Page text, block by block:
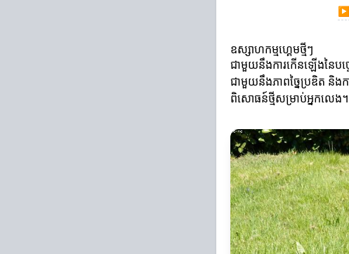
▶
ឧស្សាហកម្មហ្គេមថ្មីៗ
ជាមួយនឹងការកើនឡើងនៃបច្ចេ
ជាមួយនឹងភាពច្នៃប្រឌិត និងក
ពិសោធន៍ថ្មីសម្រាប់អ្នកលេង។